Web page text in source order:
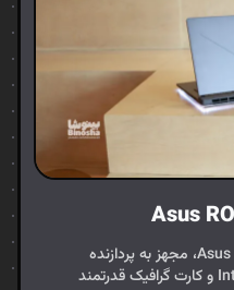
لپ‌تاپ Asus ROG Strix G16 G615LR، مجهز به پردازنده
پیشرفته Intel Core Ultra 9 275HX و کارت گرافیک قدرتمند